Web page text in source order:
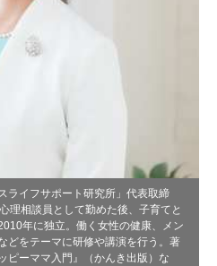
ライフサポート研究所」代表取締
理相談員として勤めた後、子育てと
年に独立。働く女性の健康、メン
どをテーマに研修や講演を行う。著
ピーママ入門』（かんき出版）な